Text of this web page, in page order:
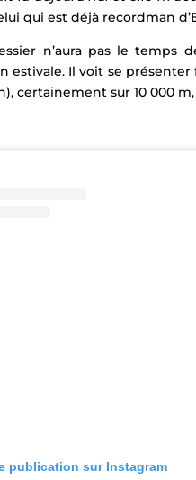
qui est déjà recordman
n’aura pas le temps
estivale. Il voit se
certainement sur 10 000
publication sur Instagram